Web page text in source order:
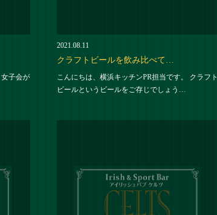
子会が
2021.08.11
クラフトビールを飲み比べて…
こんにちは、横浜キッチンPR担当です。 クラフト
ビールというビールをご存じでしょう…